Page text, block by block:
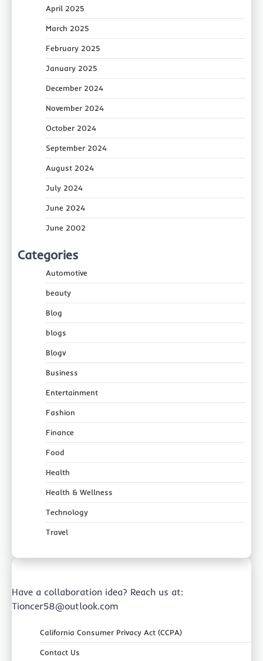
April 2025
March 2025
February 2025
January 2025
December 2024
November 2024
October 2024
September 2024
August 2024
July 2024
June 2024
June 2002
Categories
Automotive
beauty
Blog
blogs
Blogv
Business
Entertainment
Fashion
Finance
Food
Health
Health & Wellness
Technology
Travel
Have a collaboration idea? Reach us at:
Tioncer58@outlook.com
California Consumer Privacy Act (CCPA)
Contact Us